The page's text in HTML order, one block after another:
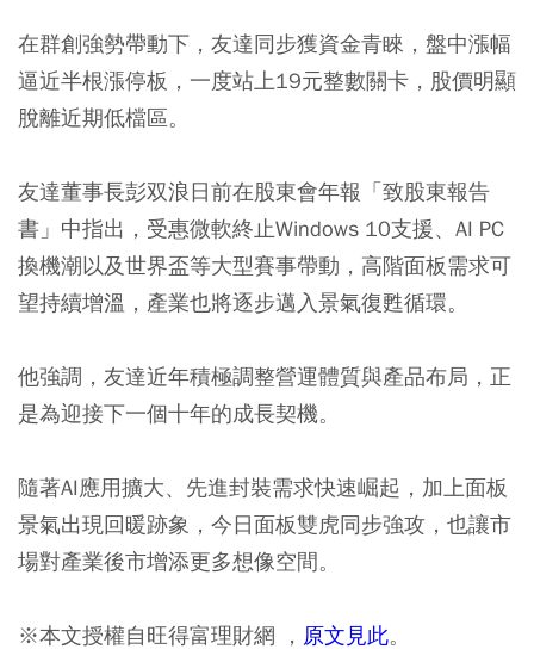
在群創強勢帶動下，友達同步獲資金青睞，盤中漲幅
逼近半根漲停板，一度站上19元整數關卡，股價明顯
脫離近期低檔區。
友達董事長彭双浪日前在股東會年報「致股東報告
書」中指出，受惠微軟終止Windows 10支援、AI PC
換機潮以及世界盃等大型賽事帶動，高階面板需求可
望持續增溫，產業也將逐步邁入景氣復甦循環。
他強調，友達近年積極調整營運體質與產品布局，正
是為迎接下一個十年的成長契機。
隨著AI應用擴大、先進封裝需求快速崛起，加上面板
景氣出現回暖跡象，今日面板雙虎同步強攻，也讓市
場對產業後市增添更多想像空間。
※本文授權自旺得富理財網 ， 原文見此。